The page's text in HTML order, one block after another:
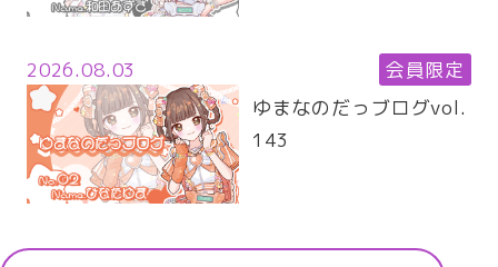
2026.08.03
会員限定
ゆまなのだっブログvol.
143